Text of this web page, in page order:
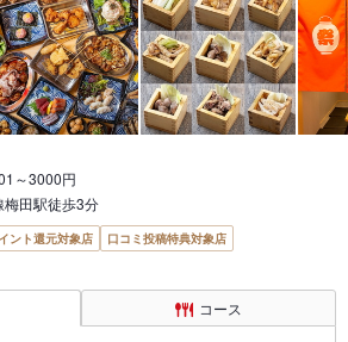
～3000円
田駅徒歩3分
ント還元対象店
口コミ投稿特典対象店
コース